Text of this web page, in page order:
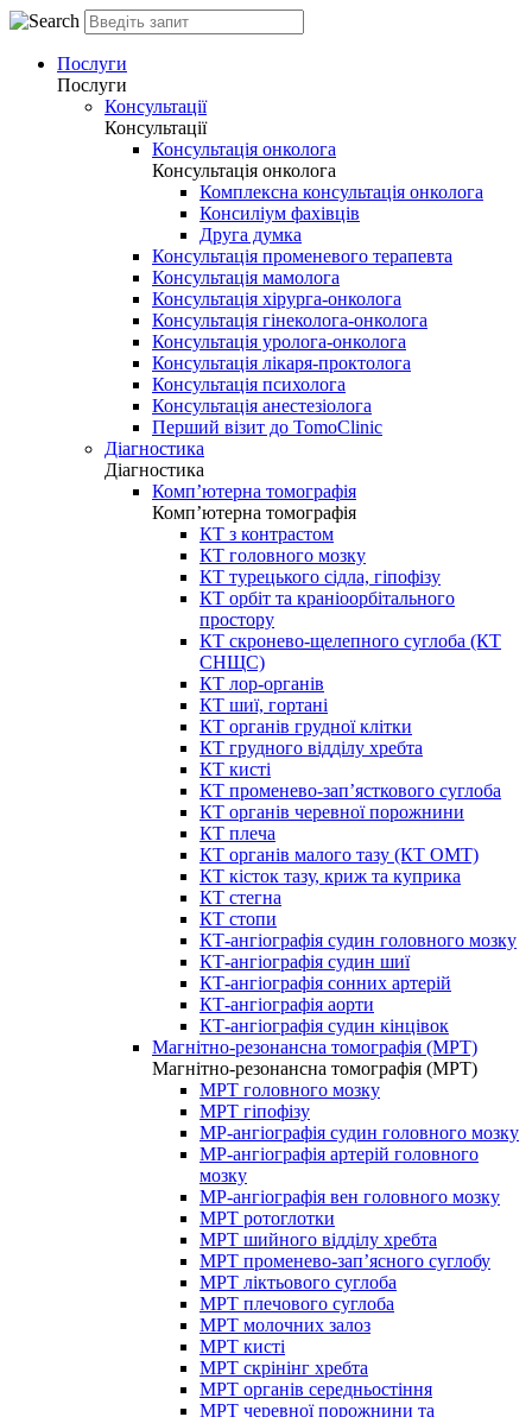
Послуги
Послуги
Консультації
Консультації
Консультація онколога
Консультація онколога
Комплексна консультація онколога
Консиліум фахівців
Друга думка
Консультація променевого терапевта
Консультація мамолога
Консультація хірурга-онколога
Консультація гінеколога-онколога
Консультація уролога-онколога
Консультація лікаря-проктолога
Консультація психолога
Консультація анестезіолога
Перший візит до TomoClinic
Діагностика
Діагностика
Комп’ютерна томографія
Комп’ютерна томографія
КТ з контрастом
КТ головного мозку
КТ турецького сідла, гіпофізу
КТ орбіт та краніоорбітального
простору
КТ скронево-щелепного суглоба (КТ
СНЩС)
КТ лор-органів
КТ шиї, гортані
КТ органів грудної клітки
КТ грудного відділу хребта
КТ кисті
КТ променево-зап’ясткового суглоба
КТ органів черевної порожнини
КТ плеча
КТ органів малого тазу (КТ ОМТ)
КТ кісток тазу, криж та куприка
КТ стегна
КТ стопи
КТ-ангіографія судин головного мозку
КТ-ангіографія судин шиї
КТ-ангіографія сонних артерій
КТ-ангіографія аорти
КТ-ангіографія судин кінцівок
Магнітно-резонансна томографія (МРТ)
Магнітно-резонансна томографія (МРТ)
МРТ головного мозку
МРТ гіпофізу
МР-ангіографія судин головного мозку
МР-ангіографія артерій головного
мозку
МР-ангіографія вен головного мозку
МРТ ротоглотки
МРТ шийного відділу хребта
МРТ променево-зап’ясного суглобу
МРТ ліктьового суглоба
МРТ плечового суглоба
МРТ молочних залоз
МРТ кисті
МРТ скрінінг хребта
МРТ органів середньостіння
МРТ черевної порожнини та